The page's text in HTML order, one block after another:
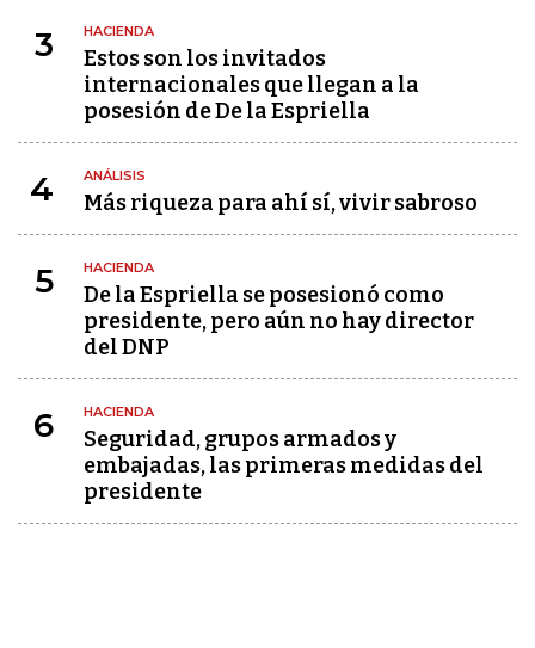
3 HACIENDA
Estos son los invitados
internacionales que llegan a la
posesión de De la Espriella
4 ANÁLISIS
Más riqueza para ahí sí, vivir sabroso
5 HACIENDA
De la Espriella se posesionó como
presidente, pero aún no hay director
del DNP
6 HACIENDA
Seguridad, grupos armados y
embajadas, las primeras medidas del
presidente